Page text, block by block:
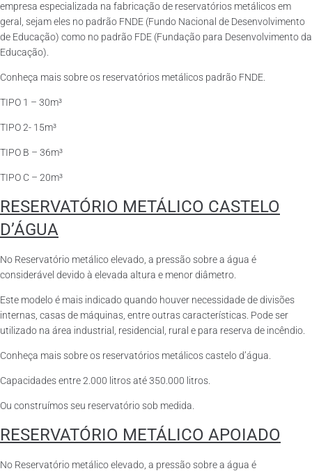
empresa especializada na fabricação de reservatórios metálicos em
geral, sejam eles no padrão FNDE (Fundo Nacional de Desenvolvimento
de Educação) como no padrão FDE (Fundação para Desenvolvimento da
Educação).
Conheça mais sobre os reservatórios metálicos padrão FNDE.
TIPO 1 – 30m³
TIPO 2- 15m³
TIPO B – 36m³
TIPO C – 20m³
RESERVATÓRIO METÁLICO CASTELO
D’ÁGUA
No Reservatório metálico elevado, a pressão sobre a água é
considerável devido à elevada altura e menor diâmetro.
Este modelo é mais indicado quando houver necessidade de divisões
internas, casas de máquinas, entre outras características. Pode ser
utilizado na área industrial, residencial, rural e para reserva de incêndio.
Conheça mais sobre os reservatórios metálicos castelo d’água.
Capacidades entre 2.000 litros até 350.000 litros.
Ou construímos seu reservatório sob medida.
RESERVATÓRIO METÁLICO APOIADO
No Reservatório metálico elevado, a pressão sobre a água é